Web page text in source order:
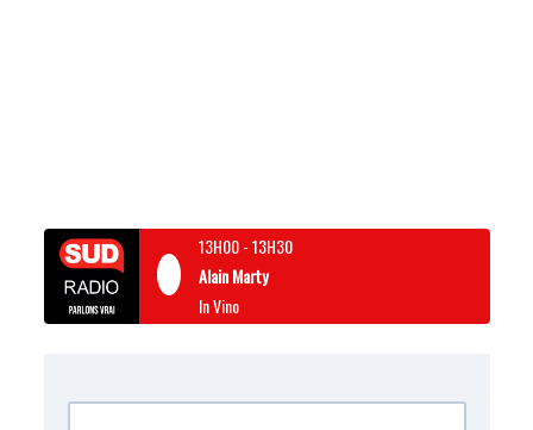
13H00-13H30
Alain Marty
In Vino